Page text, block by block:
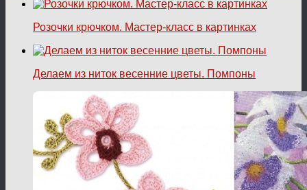
Розочки крючком. Мастер-класс в картинках
Делаем из ниток весенние цветы. Помпоны